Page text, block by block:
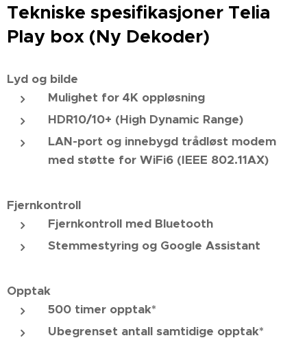
Tekniske spesifikasjoner Telia
Play box (Ny Dekoder)
Lyd og bilde
Mulighet for 4K oppløsning
HDR10/10+ (High Dynamic Range)
LAN-port og innebygd trådløst modem
med støtte for WiFi6 (IEEE 802.11AX)
Fjernkontroll
Fjernkontroll med Bluetooth
Stemmestyring og Google Assistant
Opptak
500 timer opptak*
Ubegrenset antall samtidige opptak*